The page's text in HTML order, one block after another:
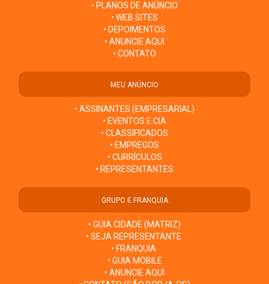
• PLANOS DE ANÚNCIO
• WEB SITES
• DEPOIMENTOS
• ANUNCIE AQUI
• CONTATO
MEU ANÚNCIO
• ASSINANTES (EMPRESARIAL)
• EVENTOS E CIA
• CLASSIFICADOS
• EMPREGOS
• CURRÍCULOS
• REPRESENTANTES
GRUPO E FRANQUIA
• GUIA CIDADE (MATRIZ)
• SEJA REPRESENTANTE
• FRANQUIA
• GUIA MOBILE
• ANUNCIE AQUI